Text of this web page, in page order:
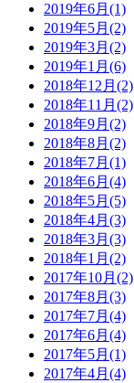
2019年6月(1)
2019年5月(2)
2019年3月(2)
2019年1月(6)
2018年12月(2)
2018年11月(2)
2018年9月(2)
2018年8月(2)
2018年7月(1)
2018年6月(4)
2018年5月(5)
2018年4月(3)
2018年3月(3)
2018年1月(2)
2017年10月(2)
2017年8月(3)
2017年7月(4)
2017年6月(4)
2017年5月(1)
2017年4月(4)